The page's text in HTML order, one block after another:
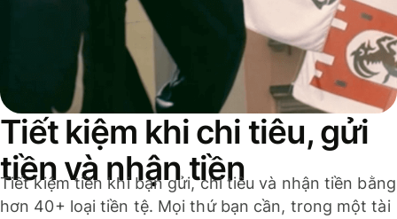
Tiết kiệm khi chi tiêu, gửi
tiền và nhận tiền
Tiết kiệm tiền khi bạn gửi, chi tiêu và nhận tiền bằng
hơn 40+ loại tiền tệ. Mọi thứ bạn cần, trong một tài